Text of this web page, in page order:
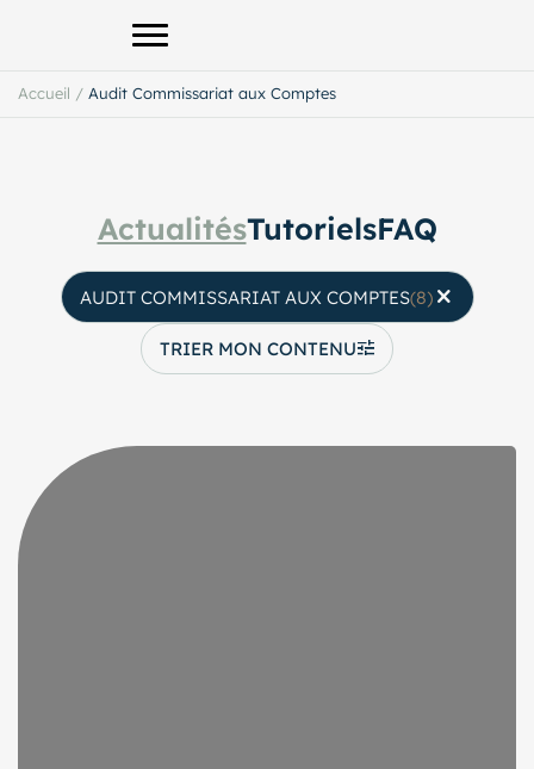
Afficher le menu principal
Accueil / Audit Commissariat aux Comptes
ActualitésTutorielsFAQ
AUDIT COMMISSARIAT AUX COMPTES(8)
TRIER MON CONTENU